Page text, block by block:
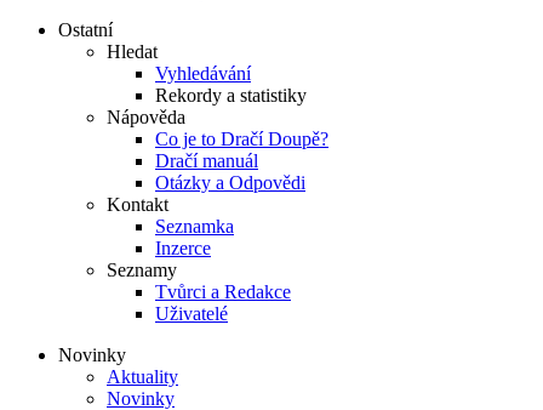
Ostatní
Hledat
Vyhledávání
Rekordy a statistiky
Nápověda
Co je to Dračí Doupě?
Dračí manuál
Otázky a Odpovědi
Kontakt
Seznamka
Inzerce
Seznamy
Tvůrci a Redakce
Uživatelé
Novinky
Aktuality
Novinky